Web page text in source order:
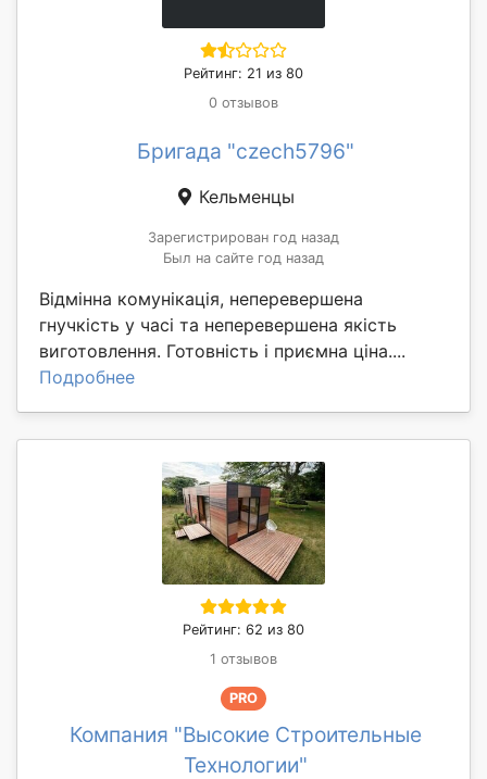
Рейтинг: 21 из 80
0 отзывов
Бригада "czech5796"
Кельменцы
Зарегистрирован год назад
Был на сайте год назад
Відмінна комунікація, неперевершена
гнучкість у часі та неперевершена якість
виготовлення. Готовність і приємна ціна....
Подробнее
Рейтинг: 62 из 80
1 отзывов
PRO
Компания "Высокие Строительные
Технологии"